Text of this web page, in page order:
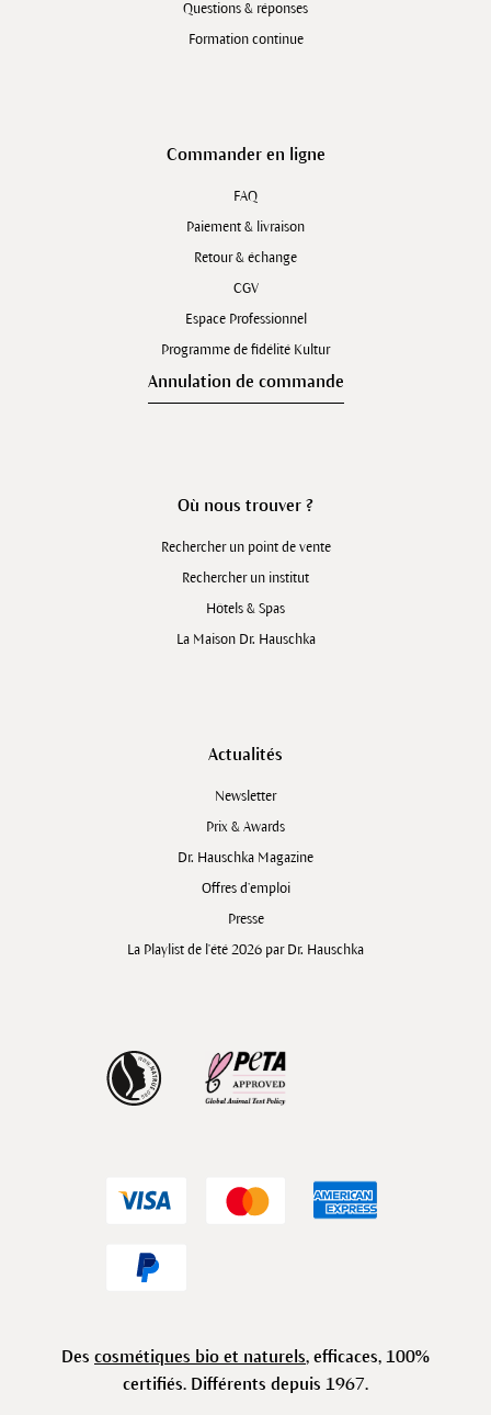
Questions & réponses
Formation continue
Commander en ligne
FAQ
Paiement & livraison
Retour & échange
CGV
Espace Professionnel
Programme de fidélité Kultur
Annulation de commande
Où nous trouver ?
Rechercher un point de vente
Rechercher un institut
Hôtels & Spas
La Maison Dr. Hauschka
Actualités
Newsletter
Prix & Awards
Dr. Hauschka Magazine
Offres d’emploi
Presse
La Playlist de l'été 2026 par Dr. Hauschka
Des cosmétiques bio et naturels, efficaces, 100%
certifiés. Différents depuis 1967.